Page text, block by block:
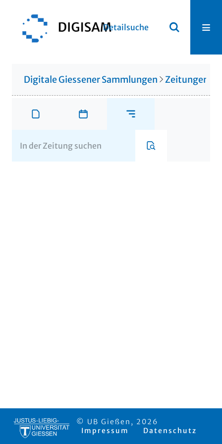
Detailsuche
Digitale Giessener Sammlungen Zeitungen
© UB Gießen, 2026
Impressum
Datenschutz